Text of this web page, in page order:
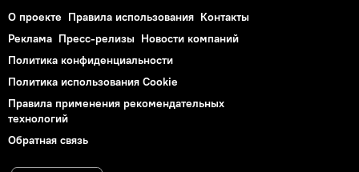
О проекте Правила использования Контакты
Реклама Пресс-релизы Новости компаний
Политика конфиденциальности
Политика использования Cookie
Правила применения рекомендательных
технологий
Обратная связь